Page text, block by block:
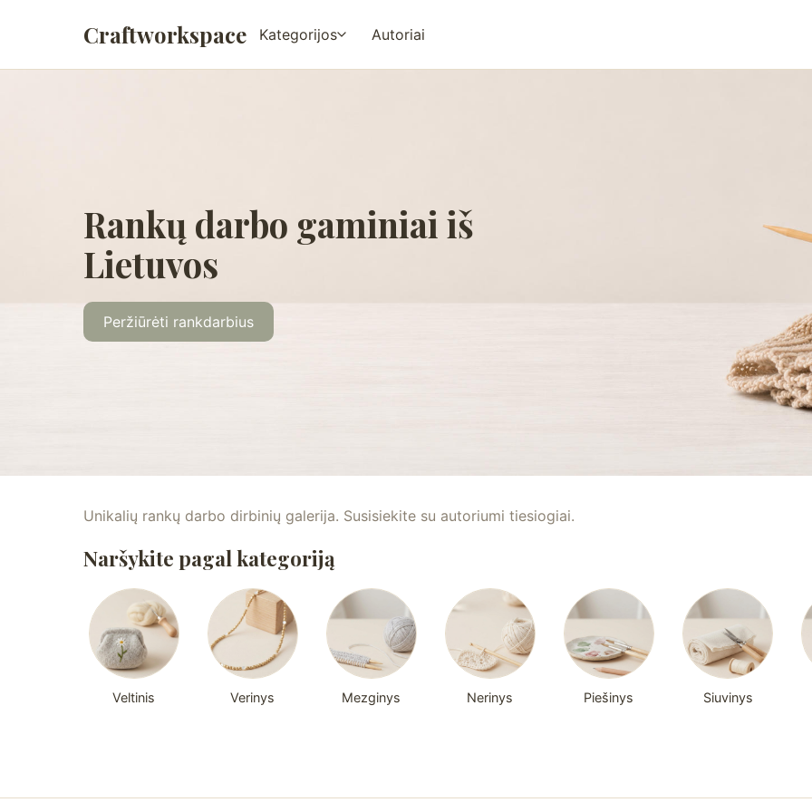
Craftworkspace Kategorijos Autoriai
Rankų darbo gaminiai iš
Lietuvos
Peržiūrėti rankdarbius
Unikalių rankų darbo dirbinių galerija. Susisiekite su autoriumi tiesiogiai.
Naršykite pagal kategoriją
Veltinis Verinys Mezginys Nerinys Piešinys Siuvinys